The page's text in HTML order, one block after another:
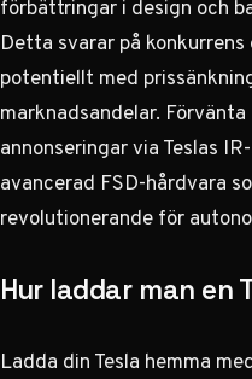
förbättringar i design och
Detta svarar på
potentiellt med
marknadsandelar.
annonseringar via Teslas
avancerad FSD-hårdvara
revolutionerande för
Hur laddar man en
Ladda din Tesla hemma